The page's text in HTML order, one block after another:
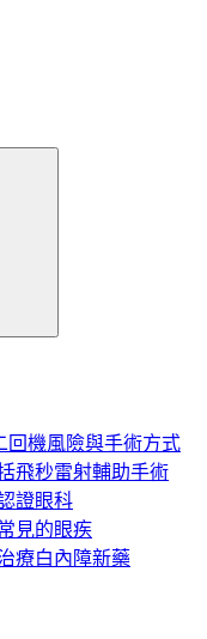
回機風險與手術方式
飛秒雷射輔助手術
證眼科
見的眼疾
療白內障新藥